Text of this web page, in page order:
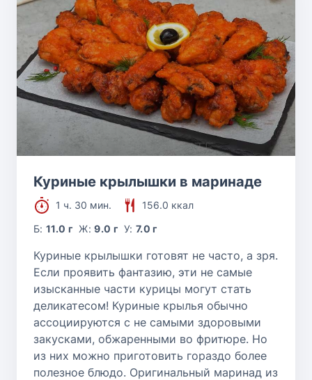
Куриные крылышки в маринаде
1 ч. 30 мин.
156.0 ккал
Б:11.0 г Ж:9.0 г У:7.0 г
Куриные крылышки готовят не часто, а зря.
Если проявить фантазию, эти не самые
изысканные части курицы могут стать
деликатесом! Куриные крылья обычно
ассоциируются с не самыми здоровыми
закусками, обжаренными во фритюре. Но
из них можно приготовить гораздо более
полезное блюдо. Оригинальный маринад из